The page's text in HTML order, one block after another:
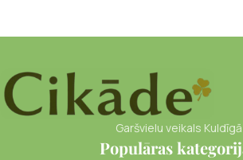
Garšvielu veikals Kuldīgā
Populāras